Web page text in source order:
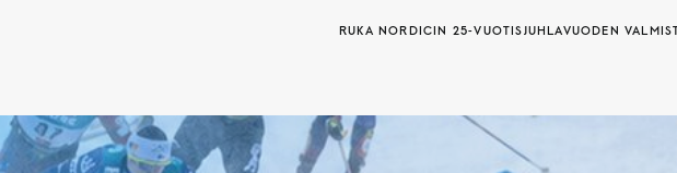
RUKA NORDICIN 25-VUOTISJUHLAVUODEN